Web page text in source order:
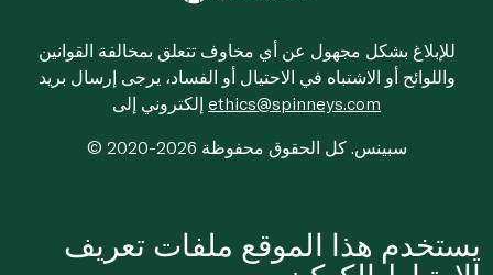
للإبلاغ بشكل مجهول عن أي مخاوف تتعلق بمخالفة القوانين
واللوائح أو الاشتباه في الاحتيال أو الفساد، يرجى إرسال بريد
ethics@spinneys.com
© 2020-2026 سبينس. كل الحقوق محفوظة
يستخدم هذا الموقع ملفات تعريف